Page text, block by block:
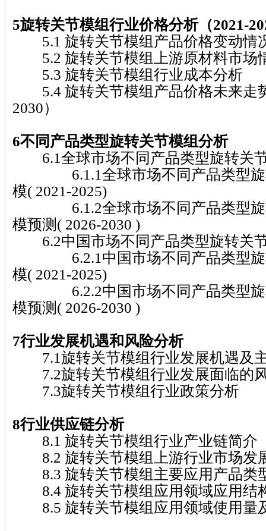
5旋转关节模组行业价格分析（2021-
5.1 旋转关节模组产品价格变动情
5.2 旋转关节模组上游原材料市场
5.3 旋转关节模组行业成本分析
5.4 旋转关节模组产品价格未来走
2030）
6不同产品类型旋转关节模组分析
6.1全球市场不同产品类型旋转关
6.1.1全球市场不同产品类型旋
模( 2021-2025)
6.1.2全球市场不同产品类型旋
模预测( 2026-2030 )
6.2中国市场不同产品类型旋转关
6.2.1中国市场不同产品类型旋
模( 2021-2025)
6.2.2中国市场不同产品类型旋
模预测( 2026-2030 )
7行业发展机遇和风险分析
7.1旋转关节模组行业发展机遇及
7.2旋转关节模组行业发展面临的
7.3旋转关节模组行业政策分析
8行业供应链分析
8.1 旋转关节模组行业产业链简介
8.2 旋转关节模组上游行业市场发
8.3 旋转关节模组主要应用产品类
8.4 旋转关节模组应用领域应用结
8.5 旋转关节模组应用领域使用量